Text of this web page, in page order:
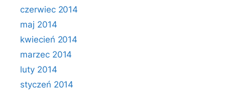
czerwiec 2014
maj 2014
kwiecień 2014
marzec 2014
luty 2014
styczeń 2014